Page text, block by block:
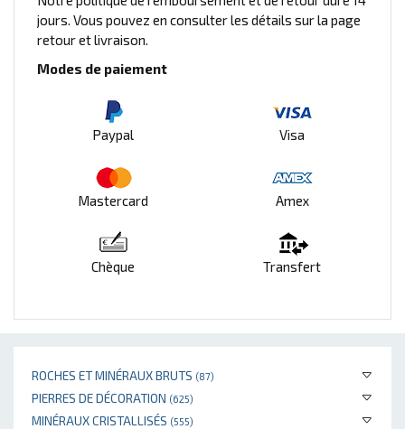
ROCHES ET MINÉRAUX BRUTS (87)
PIERRES DE DÉCORATION (625)
MINÉRAUX CRISTALLISÉS (555)
jours. Vous pouvez en consulter les détails sur la page
retour et livraison.
Modes de paiement
Paypal Visa
Mastercard Amex
Chèque Transfert